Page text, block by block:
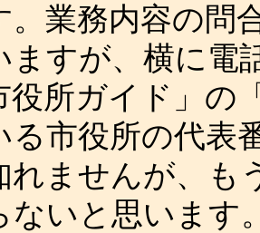
。業務内容の問
ますが、横に電
役所ガイド」
る市役所の代表
れませんが、も
ないと思います